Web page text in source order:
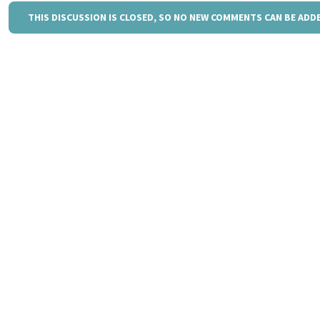
THIS DISCUSSION IS CLOSED, SO NO NEW COMMENTS CAN BE